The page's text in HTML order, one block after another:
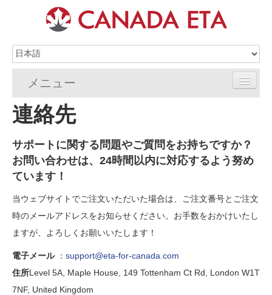
メニュー
ホーム
eTAの要件
eTAリソース
連絡先
サポートに関する問題やご質問をお持ちですか？
お問い合わせは、24時間以内に対応するよう努め
ています！
当ウェブサイトでご注文いただいた場合は、ご注文番号とご注文
時のメールアドレスをお知らせください。お手数をおかけいたし
ますが、よろしくお願いいたします！
電子メール
：support@eta-for-canada.com
住所Level 5A, Maple House, 149 Tottenham Ct Rd, London W1T
7NF, United Kingdom